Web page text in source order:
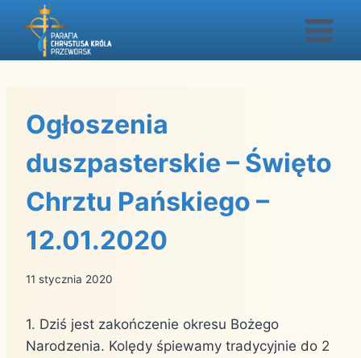
Przejdź
Ogłoszenia
duszpasterskie – Święto
Chrztu Pańskiego –
12.01.2020
11 stycznia 2020
1. Dziś jest zakończenie okresu Bożego
Narodzenia. Kolędy śpiewamy tradycyjnie do 2